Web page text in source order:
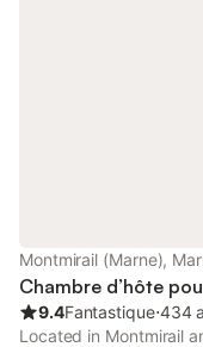
Montmirail (Marne),
Chambre d’hôte
9.4Fantastique⋅434
Located in Montmirail